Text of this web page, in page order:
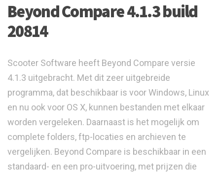
Beyond Compare 4.1.3 build
20814
Scooter Software heeft Beyond Compare versie
4.1.3 uitgebracht. Met dit zeer uitgebreide
programma, dat beschikbaar is voor Windows, Linux
en nu ook voor OS X, kunnen bestanden met elkaar
worden vergeleken. Daarnaast is het mogelijk om
complete folders, ftp-locaties en archieven te
vergelijken. Beyond Compare is beschikbaar in een
standaard- en een pro-uitvoering, met prijzen die